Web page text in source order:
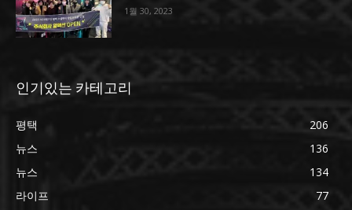
1월 30, 2023
인기있는 카테고리
평택
206
뉴스
136
뉴스
134
라이프
77